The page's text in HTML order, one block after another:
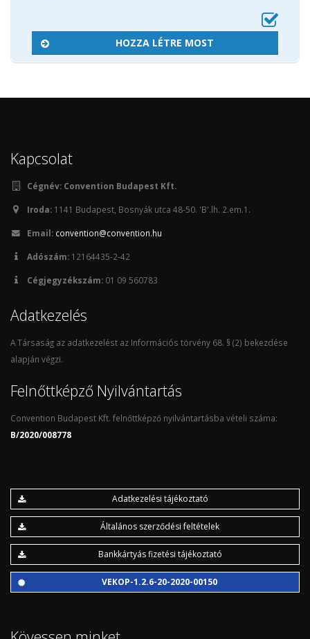
HOZZA LÉTRE MOST
Kapcsolat
Cégnév: Convention Budapest Kft.
Iroda: 1141 Budapest, Bosnyák utca 48-50. 'B'.lh. 2.em.1.
Email: convention@convention.hu
Adószám: 12164435-2-42
Cégjegyzékszám: 01 09 560783
Adatkezelés
A Társaság az adatkezelést az Információs törvény 68. § (2) bekezdése
alapján végzi.
Felnőttképző Nyilvántartás
Convention Budapest Kft. felnőttképző nyilvántartásba vételi száma:
B/2020/008778
Adatkezelési tájékoztató
Általános szerződési feltételek
Bankkártyás fizetési tájékoztató
VEKOP-1.2.6-20-2020-00150